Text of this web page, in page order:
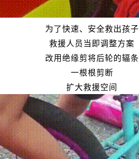
为了快速、安全救出孩子
救援人员当即调整方案
改用绝缘剪将后轮的辐条
一根根剪断
扩大救援空间